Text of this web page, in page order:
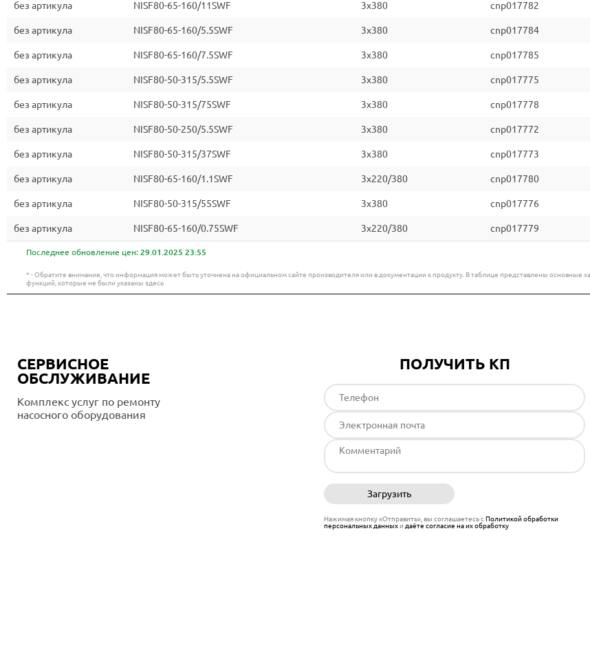
без артикула NISF80-65-160/11SWF 3x380 cnp017782
без артикула NISF80-65-160/5.5SWF 3x380 cnp017784
без артикула NISF80-65-160/7.5SWF 3x380 cnp017785
без артикула NISF80-50-315/5.5SWF 3x380 cnp017775
без артикула NISF80-50-315/75SWF 3x380 cnp017778
без артикула NISF80-50-250/5.5SWF 3x380 cnp017772
без артикула NISF80-50-315/37SWF 3x380 cnp017773
без артикула NISF80-65-160/1.1SWF 3x220/380 cnp017780
без артикула NISF80-50-315/55SWF 3x380 cnp017776
без артикула NISF80-65-160/0.75SWF 3x220/380 cnp017779
Последнее обновление цен: 29.01.2025 23:55
* - Обратите внимание, что информация может быть уточнена на официальном сайте производителя или в документации к продукту. В таблице представлены
функций, которые не были указаны здесь
СЕРВИСНОЕ
ОБСЛУЖИВАНИЕ
Комплекс услуг по ремонту
насосного оборудования
ПОЛУЧИТЬ КП
Загрузить
Нажимая кнопку «Отправить», вы соглашаетесь сПолитикой обработки
персональных данныхи даёте согласие на их обработку